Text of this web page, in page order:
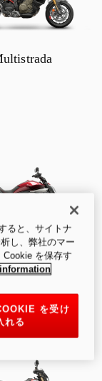
XDiavel
ると、サイトナ
し、弊社のマー
を保存す
を受け
れる